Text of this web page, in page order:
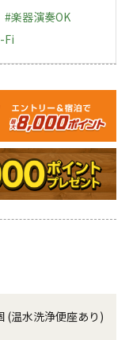
#楽器演奏OK
Fi
(温水洗浄便座あり)